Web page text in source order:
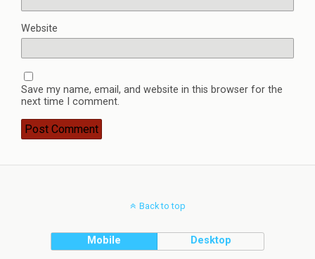
Website
Save my name, email, and website in this browser for the
next time I comment.
Back to top
Mobile Desktop